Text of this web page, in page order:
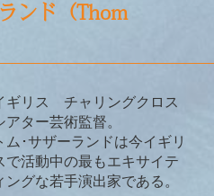
ンド（Thom
ギリス チャリングクロス
アター芸術監督。
ム･サザーランドは今イギリ
で活動中の最もエキサイテ
ングな若手演出家である。